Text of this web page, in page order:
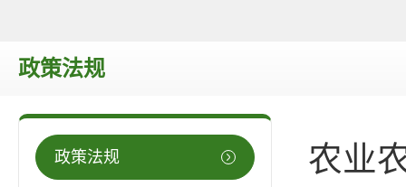
政策法规
政策法规 农业